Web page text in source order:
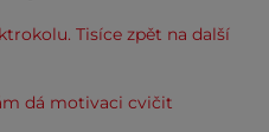
Tisíce zpět na další
dá motivaci cvičit